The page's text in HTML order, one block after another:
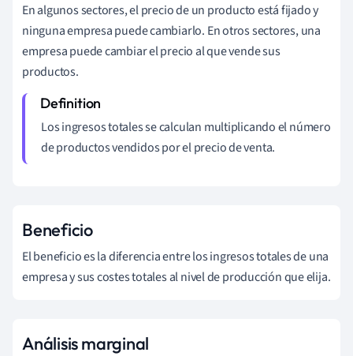
En algunos sectores, el precio de un producto está fijado y
ninguna empresa puede cambiarlo. En otros sectores, una
empresa puede cambiar el precio al que vende sus
productos.
Los ingresos totales se calculan multiplicando el número
de productos vendidos por el precio de venta.
Beneficio
El beneficio es la diferencia entre los ingresos totales de una
empresa y sus costes totales al nivel de producción que elija.
Análisis marginal